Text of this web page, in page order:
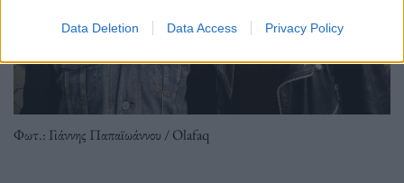
Data Deletion Data Access Privacy Policy
Φωτ.: Γιάννης Παπαϊωάννου / Olafaq